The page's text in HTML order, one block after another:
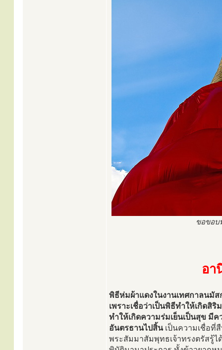
ขอขอบ
อา
พิธีห่มผ้าแดงในงานเทศกาลนมั
เพราะเชื่อว่าเป็นพิธีทำให้เกิดสิ
ทำให้เกิดความร่มเย็นเป็นสุข มี
อันตรธานไปสิ้นเป็นความเชื่อที่
พระสัมมาสัมพุทธเจ้าทรงตรัสรู้ไ